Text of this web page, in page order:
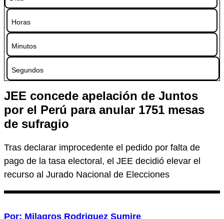
Horas
Minutos
Segundos
JEE concede apelación de Juntos
por el Perú para anular 1751 mesas
de sufragio
Tras declarar improcedente el pedido por falta de
pago de la tasa electoral, el JEE decidió elevar el
recurso al Jurado Nacional de Elecciones
Por: Milagros Rodriguez Sumire